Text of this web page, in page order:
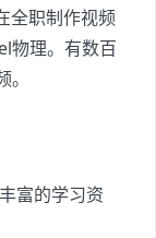
全职制作视频
物理。有数百
富的学习资